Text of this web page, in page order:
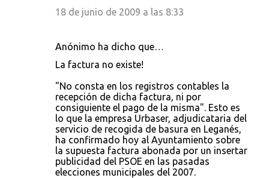
18 de junio de 2009 a las 8:33
Anónimo ha dicho que…
La factura no existe!
"No consta en los registros contables la
recepción de dicha factura, ni por
consiguiente el pago de la misma". Esto es
lo que la empresa Urbaser, adjudicataria del
servicio de recogida de basura en Leganés,
ha confirmado hoy al Ayuntamiento sobre
la supuesta factura abonada por un insertar
publicidad del PSOE en las pasadas
elecciones municipales del 2007.